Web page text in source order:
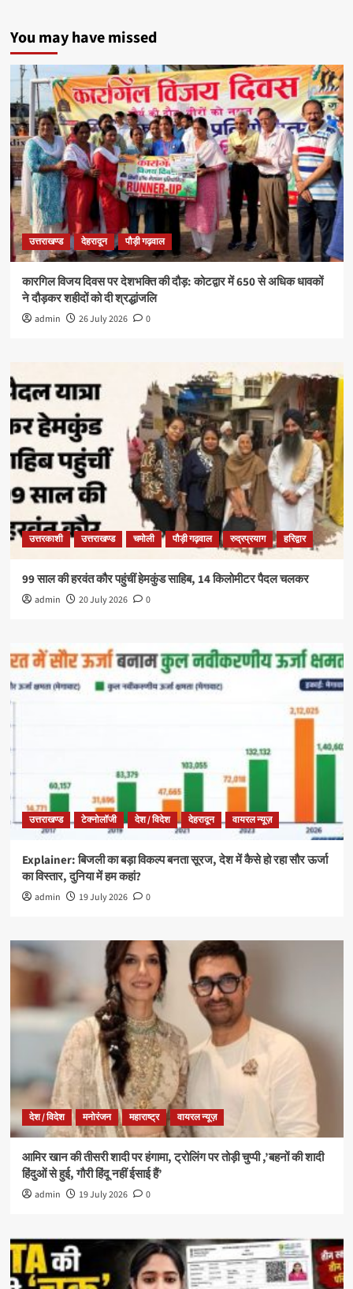
You may have missed
उत्तराखण्ड देहरादून पौड़ी गढ़वाल
कारगिल विजय दिवस पर देशभक्ति की दौड़: कोटद्वार में 650 से अधिक धावकों
ने दौड़कर शहीदों को दी श्रद्धांजलि
admin 26 July 2026 0
उत्तरकाशी उत्तराखण्ड चमोली पौड़ी गढ़वाल रुद्रप्रयाग हरिद्वार
99 साल की हरवंत कौर पहुंचीं हेमकुंड साहिब, 14 किलोमीटर पैदल चलकर
admin 20 July 2026 0
उत्तराखण्ड टेक्नोलॉजी देश / विदेश देहरादून वायरल न्यूज़
Explainer: बिजली का बड़ा विकल्प बनता सूरज, देश में कैसे हो रहा सौर ऊर्जा
का विस्तार, दुनिया में हम कहां?
admin 19 July 2026 0
देश / विदेश मनोरंजन महाराष्ट्र वायरल न्यूज़
आमिर खान की तीसरी शादी पर हंगामा, ट्रोलिंग पर तोड़ी चुप्पी ,’बहनों की शादी
हिंदुओं से हुई, गौरी हिंदू नहीं ईसाई हैं’
admin 19 July 2026 0